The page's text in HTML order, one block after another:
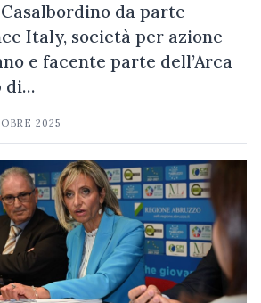
da parte
Italy, società per azione
e facente parte dell’Arca
di…
2025